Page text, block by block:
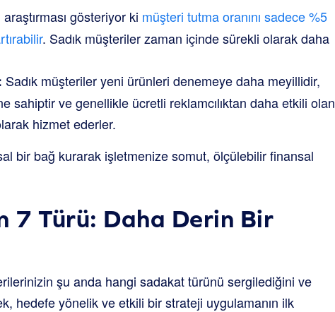
gösteriyor ki müşteri tutma oranını sadece %5
. Sadık müşteriler zaman içinde sürekli olarak daha
Sadık müşteriler yeni ürünleri denemeye daha meyillidir,
sahiptir ve genellikle ücretli reklamcılıktan daha etkili olan
hizmet ederler.
bir bağ kurarak işletmenize somut, ölçülebilir finansal
Türü: Daha Derin Bir
şu anda hangi sadakat türünü sergilediğini ve
hedefe yönelik ve etkili bir strateji uygulamanın ilk